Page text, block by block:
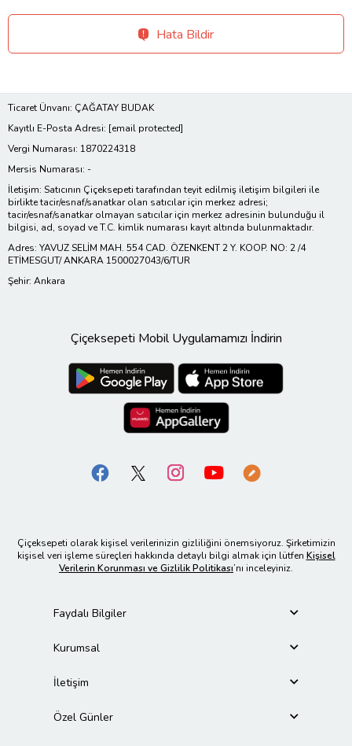
Hata Bildir
Ticaret Ünvanı: ÇAĞATAY BUDAK
Kayıtlı E-Posta Adresi: [email protected]
Vergi Numarası: 1870224318
Mersis Numarası: -
İletişim: Satıcının Çiçeksepeti tarafından teyit edilmiş iletişim bilgileri ile
birlikte tacir/esnaf/sanatkar olan satıcılar için merkez adresi;
tacir/esnaf/sanatkar olmayan satıcılar için merkez adresinin bulunduğu il
bilgisi, ad, soyad ve T.C. kimlik numarası kayıt altında bulunmaktadır.
Adres: YAVUZ SELİM MAH. 554 CAD. ÖZENKENT 2 Y. KOOP. NO: 2 /4
ETİMESGUT/ ANKARA 1500027043/6/TUR
Şehir: Ankara
Çiçeksepeti Mobil Uygulamamızı İndirin
Çiçeksepeti olarak kişisel verilerinizin gizliliğini önemsiyoruz. Şirketimizin
kişisel veri işleme süreçleri hakkında detaylı bilgi almak için lütfen Kişisel
Verilerin Korunması ve Gizlilik Politikası’nı inceleyiniz.
Faydalı Bilgiler
Kurumsal
İletişim
Özel Günler